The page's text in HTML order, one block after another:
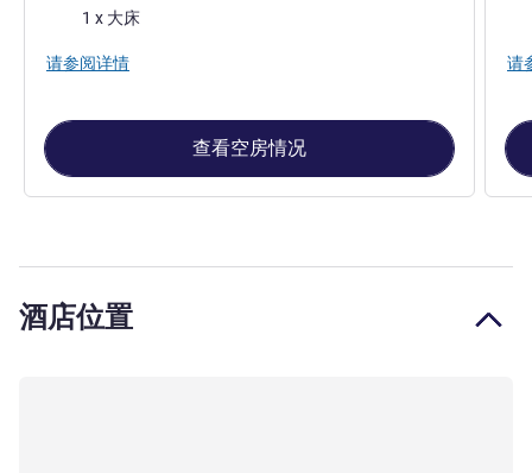
床上用品1 x 大床
请参阅详情
查看空房情况
请
酒店位置